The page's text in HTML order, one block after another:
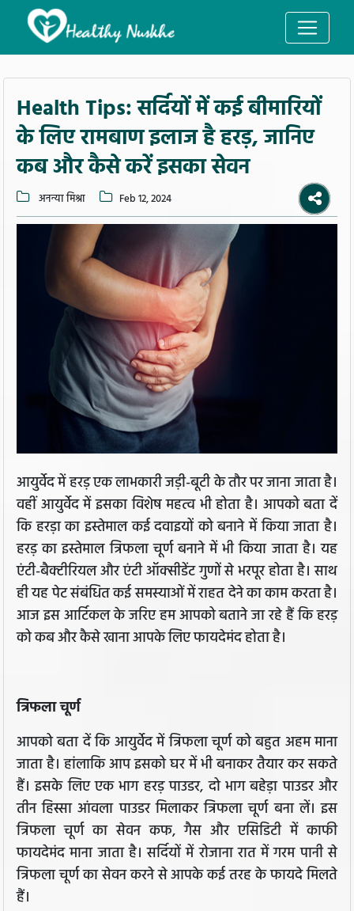
Health Tips: सर्दियों में कई बीमारियों
के लिए रामबाण इलाज है हरड़, जानिए
कब और कैसे करें इसका सेवन
अनन्या मिश्रा Feb 12, 2024
आयुर्वेद में हरड़ एक लाभकारी जड़ी-बूटी के तौर पर जाना जाता है।
वहीं आयुर्वेद में इसका विशेष महत्व भी होता है। आपको बता दें
कि हरड़ा का इस्तेमाल कई दवाइयों को बनाने में किया जाता है।
हरड़ का इस्तेमाल त्रिफला चूर्ण बनाने में भी किया जाता है। यह
एंटी-बैक्टीरियल और एंटी ऑक्सीडेंट गुणों से भरपूर होता है। साथ
ही यह पेट संबंधित कई समस्याओं में राहत देने का काम करता है।
आज इस आर्टिकल के जरिए हम आपको बताने जा रहे हैं कि हरड़
को कब और कैसे खाना आपके लिए फायदेमंद होता है।
त्रिफला चूर्ण
आपको बता दें कि आयुर्वेद में त्रिफला चूर्ण को बहुत अहम माना
जाता है। हांलाकि आप इसको घर में भी बनाकर तैयार कर सकते
हैं। इसके लिए एक भाग हरड़ पाउडर, दो भाग बहेड़ा पाउडर और
तीन हिस्सा आंवला पाउडर मिलाकर त्रिफला चूर्ण बना लें। इस
त्रिफला चूर्ण का सेवन कफ, गैस और एसिडिटी में काफी
फायदेमंद माना जाता है। सर्दियों में रोजाना रात में गरम पानी से
त्रिफला चूर्ण का सेवन करने से आपके कई तरह के फायदे मिलते
हैं।